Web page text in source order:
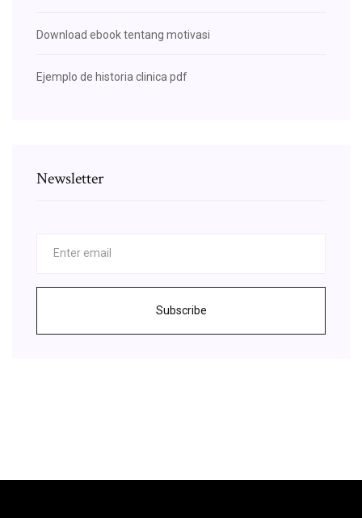
Download ebook tentang motivasi
Ejemplo de historia clinica pdf
Newsletter
Subscribe